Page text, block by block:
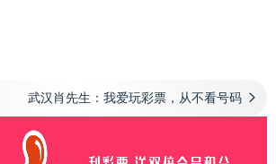
武汉肖先生：我爱玩彩票，从不看号码